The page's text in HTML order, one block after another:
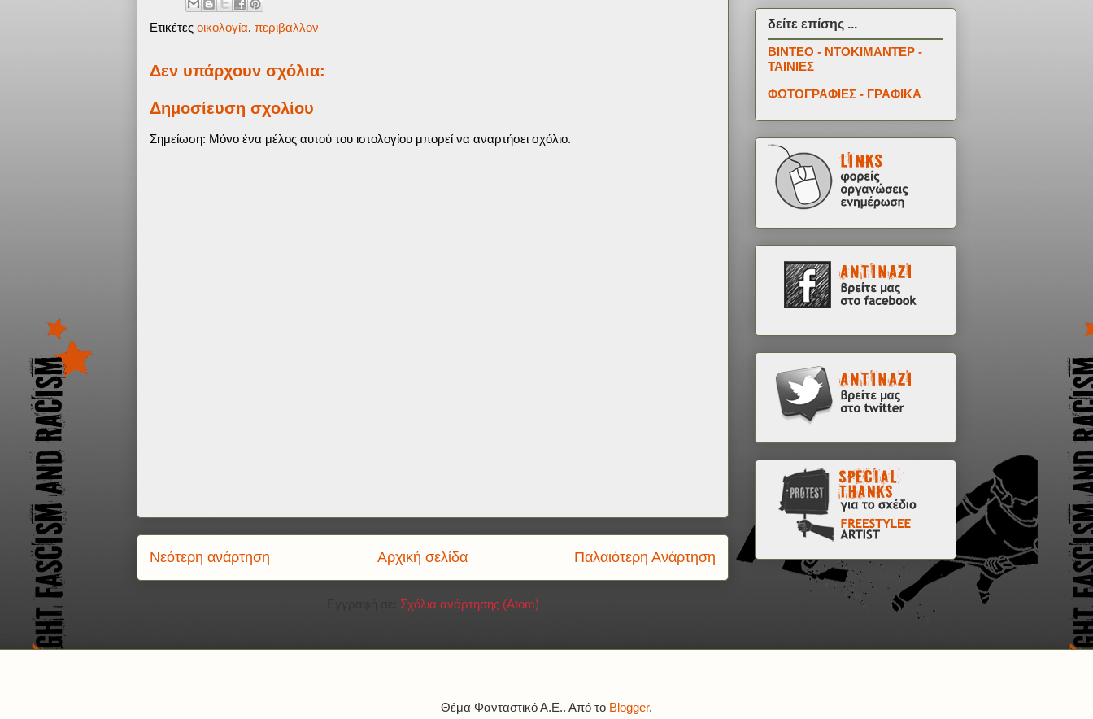
Ετικέτες οικολογία, περιβαλλον
Δεν υπάρχουν σχόλια:
Δημοσίευση σχολίου
Σημείωση: Μόνο ένα μέλος αυτού του ιστολογίου μπορεί να αναρτήσει σχόλιο.
Νεότερη ανάρτηση Παλαιότερη Ανάρτηση
Αρχική σελίδα
Σχόλια ανάρτησης (Atom)
δείτε επίσης ...
ΒΙΝΤΕΟ - ΝΤΟΚΙΜΑΝΤΕΡ -
ΤΑΙΝΙΕΣ
ΦΩΤΟΓΡΑΦΙΕΣ - ΓΡΑΦΙΚΑ
Θέμα Φανταστικό Α.Ε.. Από το Blogger.